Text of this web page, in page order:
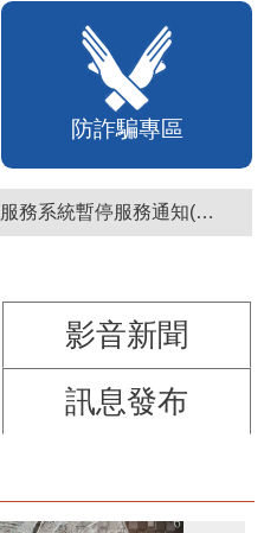
防詐騙專區
【停機公告】本府為民服務系統暫停服務通知(停止服務時間：115年8月6日17時至19時)
影音新聞
訊息發布